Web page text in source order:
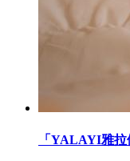
「YALAYI雅拉